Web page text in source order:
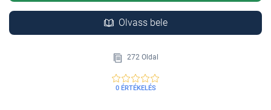
Olvass bele
272 Oldal
0 ÉRTÉKELÉS